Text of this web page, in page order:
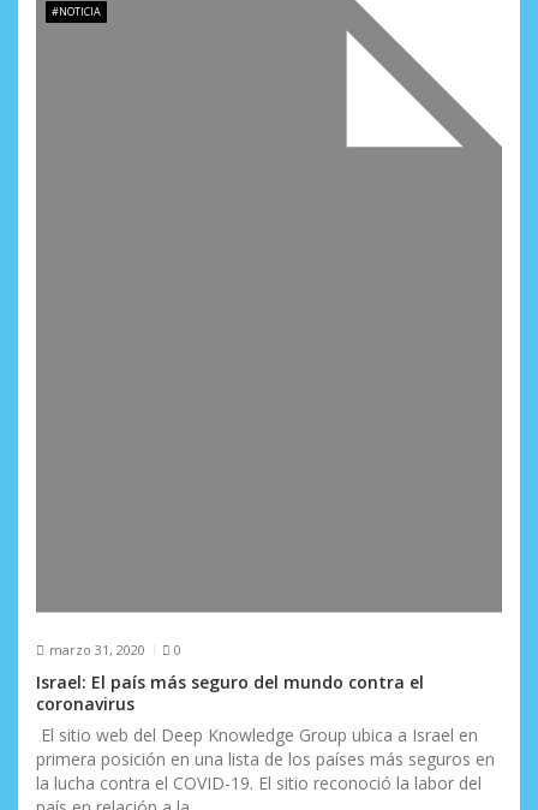
#NOTICIA
marzo 31, 2020 0
Israel: El país más seguro del mundo contra el
coronavirus
El sitio web del Deep Knowledge Group ubica a Israel en
primera posición en una lista de los países más seguros en
la lucha contra el COVID-19. El sitio reconoció la labor del